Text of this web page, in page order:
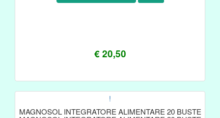
€ 20,50
!
MAGNOSOL INTEGRATORE ALIMENTARE 20 BUSTE